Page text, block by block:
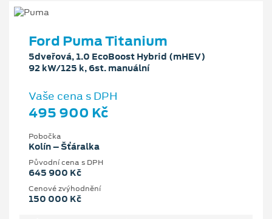
Ford Puma Titanium
5dveřová, 1.0 EcoBoost Hybrid (mHEV)
92 kW/125 k, 6st. manuální
Vaše cena s DPH
495 900 Kč
Pobočka
Kolín – Šťáralka
Původní cena s DPH
645 900 Kč
Cenové zvýhodnění
150 000 Kč